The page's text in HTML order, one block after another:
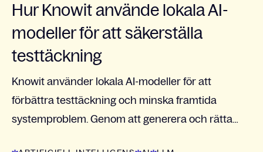
Hur Knowit använde lokala AI-
modeller för att säkerställa
testtäckning
Knowit använder lokala AI-modeller för att
förbättra testtäckning och minska framtida
systemproblem. Genom att generera och rätta